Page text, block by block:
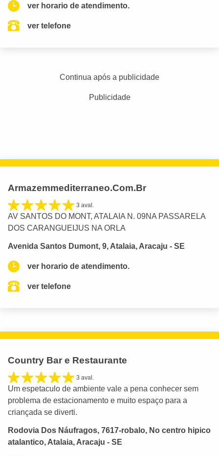
ver horario de atendimento.
ver telefone
Continua após a publicidade
Publicidade
Armazemmediterraneo.Com.Br
3 aval.
AV SANTOS DO MONT, ATALAIA N. 09NA PASSARELA
DOS CARANGUEIJUS NA ORLA
Avenida Santos Dumont, 9, Atalaia, Aracaju - SE
ver horario de atendimento.
ver telefone
Country Bar e Restaurante
3 aval.
Um espetaculo de ambiente vale a pena conhecer sem
problema de estacionamento e muito espaço para a
criançada se diverti.
Rodovia Dos Náufragos, 7617-robalo, No centro hipico
atalantico, Atalaia, Aracaju - SE